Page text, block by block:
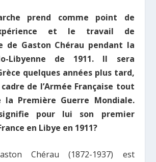
prend comme point de
et le travail de
de Gaston Chérau pendant la
Libyenne de 1911. Il sera
quelques années plus tard,
de l’Armée Française tout
Première Guerre Mondiale.
pour lui son premier
en Libye en 1911?
Chérau (1872-1937) est